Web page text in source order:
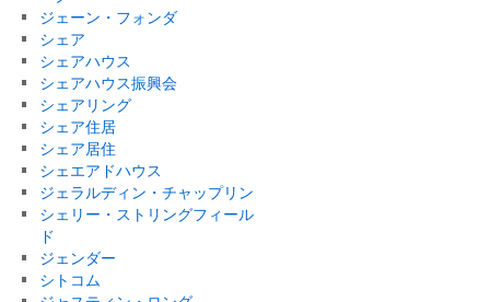
ジェーン・フォンダ
シェア
シェアハウス
シェアハウス振興会
シェアリング
シェア住居
シェア居住
シェエアドハウス
ジェラルディン・チャップリン
シェリー・ストリングフィール
ド
ジェンダー
シトコム